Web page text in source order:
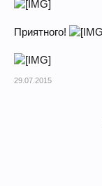
Приятного!
29.07.2015